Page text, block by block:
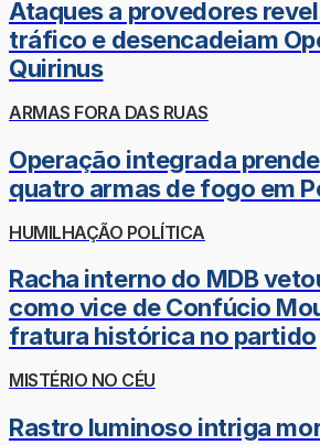
Ataques a provedores
tráfico e desencadeiam
Quirinus
ARMAS FORA DAS RUAS
Operação integrada
quatro armas de fogo em
HUMILHAÇÃO POLÍTICA
Racha interno do MDB
como vice de Confúcio
fratura histórica no partido
MISTÉRIO NO CÉU
Rastro luminoso intriga